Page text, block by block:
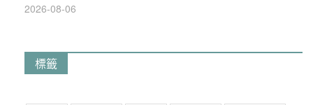
2026-08-06
標籤